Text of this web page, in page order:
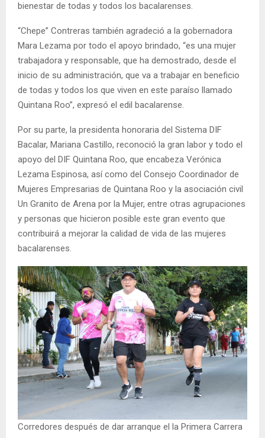
bienestar de todas y todos los bacalarenses.
“Chepe” Contreras también agradeció a la gobernadora
Mara Lezama por todo el apoyo brindado, “es una mujer
trabajadora y responsable, que ha demostrado, desde el
inicio de su administración, que va a trabajar en beneficio
de todas y todos los que viven en este paraíso llamado
Quintana Roo”, expresó el edil bacalarense.
Por su parte, la presidenta honoraria del Sistema DIF
Bacalar, Mariana Castillo, reconoció la gran labor y todo el
apoyo del DIF Quintana Roo, que encabeza Verónica
Lezama Espinosa, así como del Consejo Coordinador de
Mujeres Empresarias de Quintana Roo y la asociación civil
Un Granito de Arena por la Mujer, entre otras agrupaciones
y personas que hicieron posible este gran evento que
contribuirá a mejorar la calidad de vida de las mujeres
bacalarenses.
Corredores después de dar arranque el la Primera Carrera